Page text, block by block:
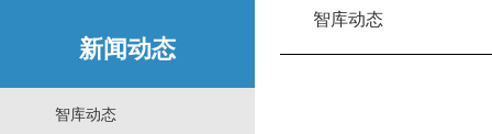
新闻动态
智库动态
智库动态